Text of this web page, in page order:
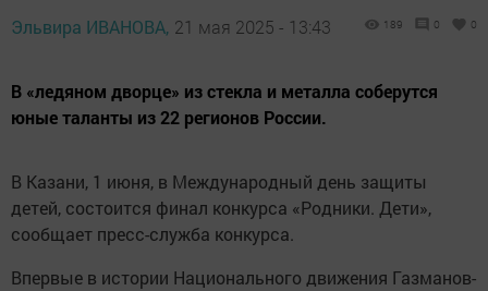
Эльвира ИВАНОВА, 21 мая 2025 - 13:43 189 0 0
В «ледяном дворце» из стекла и металла соберутся
юные таланты из 22 регионов России.
В Казани, 1 июня, в Международный день защиты
детей, состоится финал конкурса «Родники. Дети»,
сообщает пресс-служба конкурса.
Впервые в истории Национального движения Газманов-